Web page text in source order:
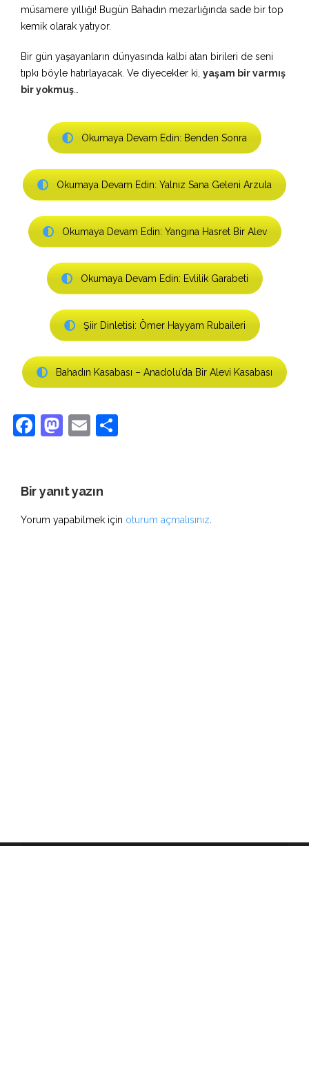
müsamere yıllığı! Bugün Bahadın mezarlığında sade bir top
kemik olarak yatıyor.
Bir gün yaşayanların dünyasında kalbi atan birileri de seni
tıpkı böyle hatırlayacak. Ve diyecekler ki, yaşam bir varmış
bir yokmuş…
Okumaya Devam Edin: Benden Sonra
Okumaya Devam Edin: Yalnız Sana Geleni Arzula
Okumaya Devam Edin: Yangına Hasret Bir Alev
Okumaya Devam Edin: Evlilik Garabeti
Şiir Dinletisi: Ömer Hayyam Rubaileri
Bahadın Kasabası – Anadolu’da Bir Alevi Kasabası
Facebook
Mastodon
Email
Bir yanıt yazın
Yorum yapabilmek için oturum açmalısınız.